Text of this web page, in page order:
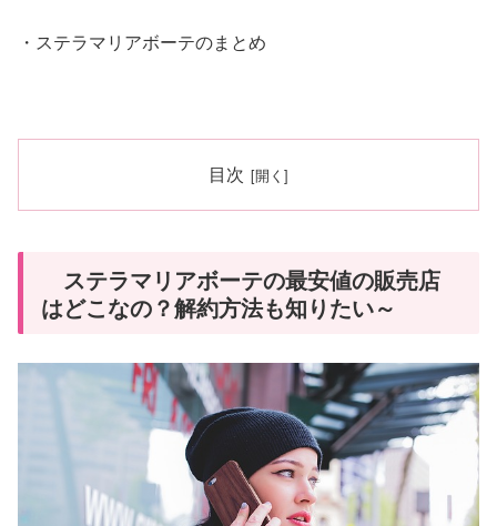
・ステラマリアボーテのまとめ
目次
ステラマリアボーテの最安値の販売店
はどこなの？解約方法も知りたい～